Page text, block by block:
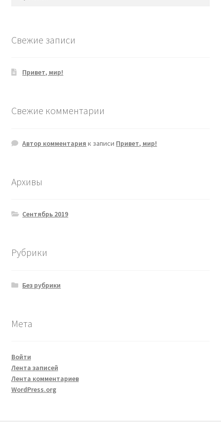
Свежие записи
Привет, мир!
Свежие комментарии
Автор комментария к записи Привет, мир!
Архивы
Сентябрь 2019
Рубрики
Без рубрики
Мета
Войти
Лента записей
Лента комментариев
WordPress.org